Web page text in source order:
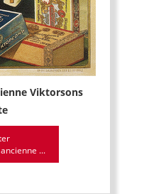
Viktorsons
...